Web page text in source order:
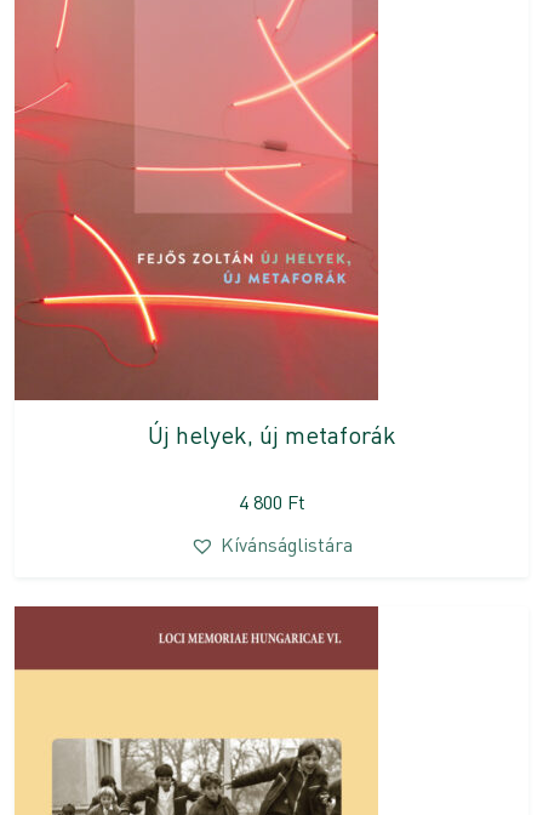
Új helyek, új metaforák
4 800 Ft
Kívánságlistára